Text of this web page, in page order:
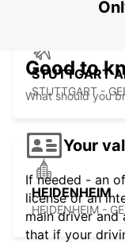
STUTTGART
STUTTGART -
HEIDENHEIM
HEIDENHEIM -
Good to
What should you
Your
If needed - an
license or an
main driver and
that if your